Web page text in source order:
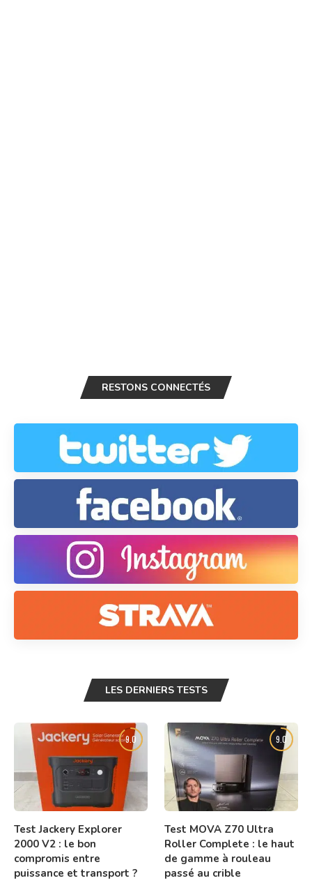
RESTONS CONNECTÉS
LES DERNIERS TESTS
9.0
Test Jackery Explorer
2000 V2 : le bon
compromis entre
puissance et transport ?
9.0
Test MOVA Z70 Ultra
Roller Complete : le haut
de gamme à rouleau
passé au crible